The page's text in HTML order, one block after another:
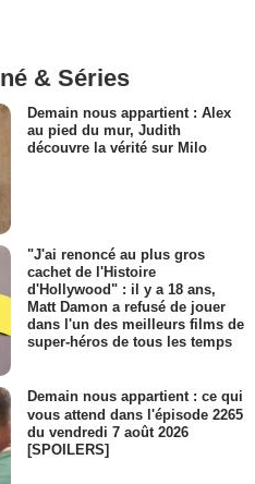
& Séries
Demain nous appartient : Alex
au pied du mur, Judith
découvre la vérité sur Milo
"J'ai renoncé au plus gros
cachet de l'Histoire
d'Hollywood" : il y a 18 ans,
Matt Damon a refusé de jouer
dans l'un des meilleurs films de
super-héros de tous les temps
Demain nous appartient : ce qui
vous attend dans l'épisode 2265
du vendredi 7 août 2026
[SPOILERS]